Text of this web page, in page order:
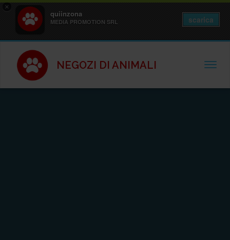
×
quiinzona
MEDIA PROMOTION SRL scarica
NEGOZI DI ANIMALI